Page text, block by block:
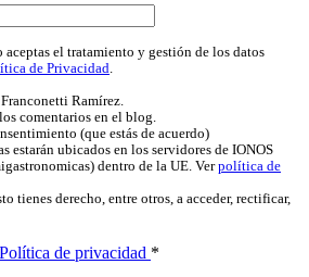
el tratamiento y gestión de los datos
de Privacidad.
Ramírez.
comentarios en el blog.
(que estás de acuerdo)
ubicados en los servidores de IONOS
dentro de la UE. Verpolítica de
tienes derecho, entre otros, a acceder, rectificar,
Política de privacidad *